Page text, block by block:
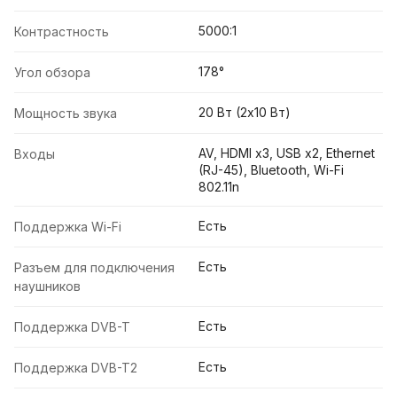
Контрастность 5000:1
Угол обзора 178°
Мощность звука 20 Вт (2x10 Вт)
Входы
AV, HDMI x3, USB x2, Ethernet
(RJ-45), Bluetooth, Wi-Fi
802.11n
Поддержка Wi-Fi Есть
Разъем для подключения
наушников
Есть
Поддержка DVB-T Есть
Поддержка DVB-T2 Есть